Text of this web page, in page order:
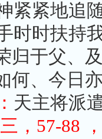
紧紧地追
时时扶持我
归于父、
何、今日
天主将派
， 57-88 ，